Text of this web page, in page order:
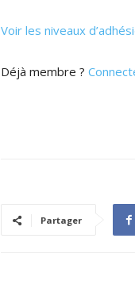
Voir les niveaux
Déjà membre ?
Partager